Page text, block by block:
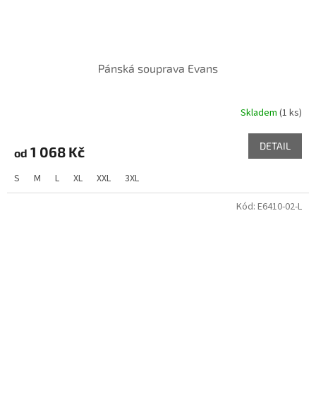
Pánská souprava Evans
Skladem (1 ks)
od 1 068 Kč DETAIL
S M L XL XXL 3XL
Kód: E6410-02-L